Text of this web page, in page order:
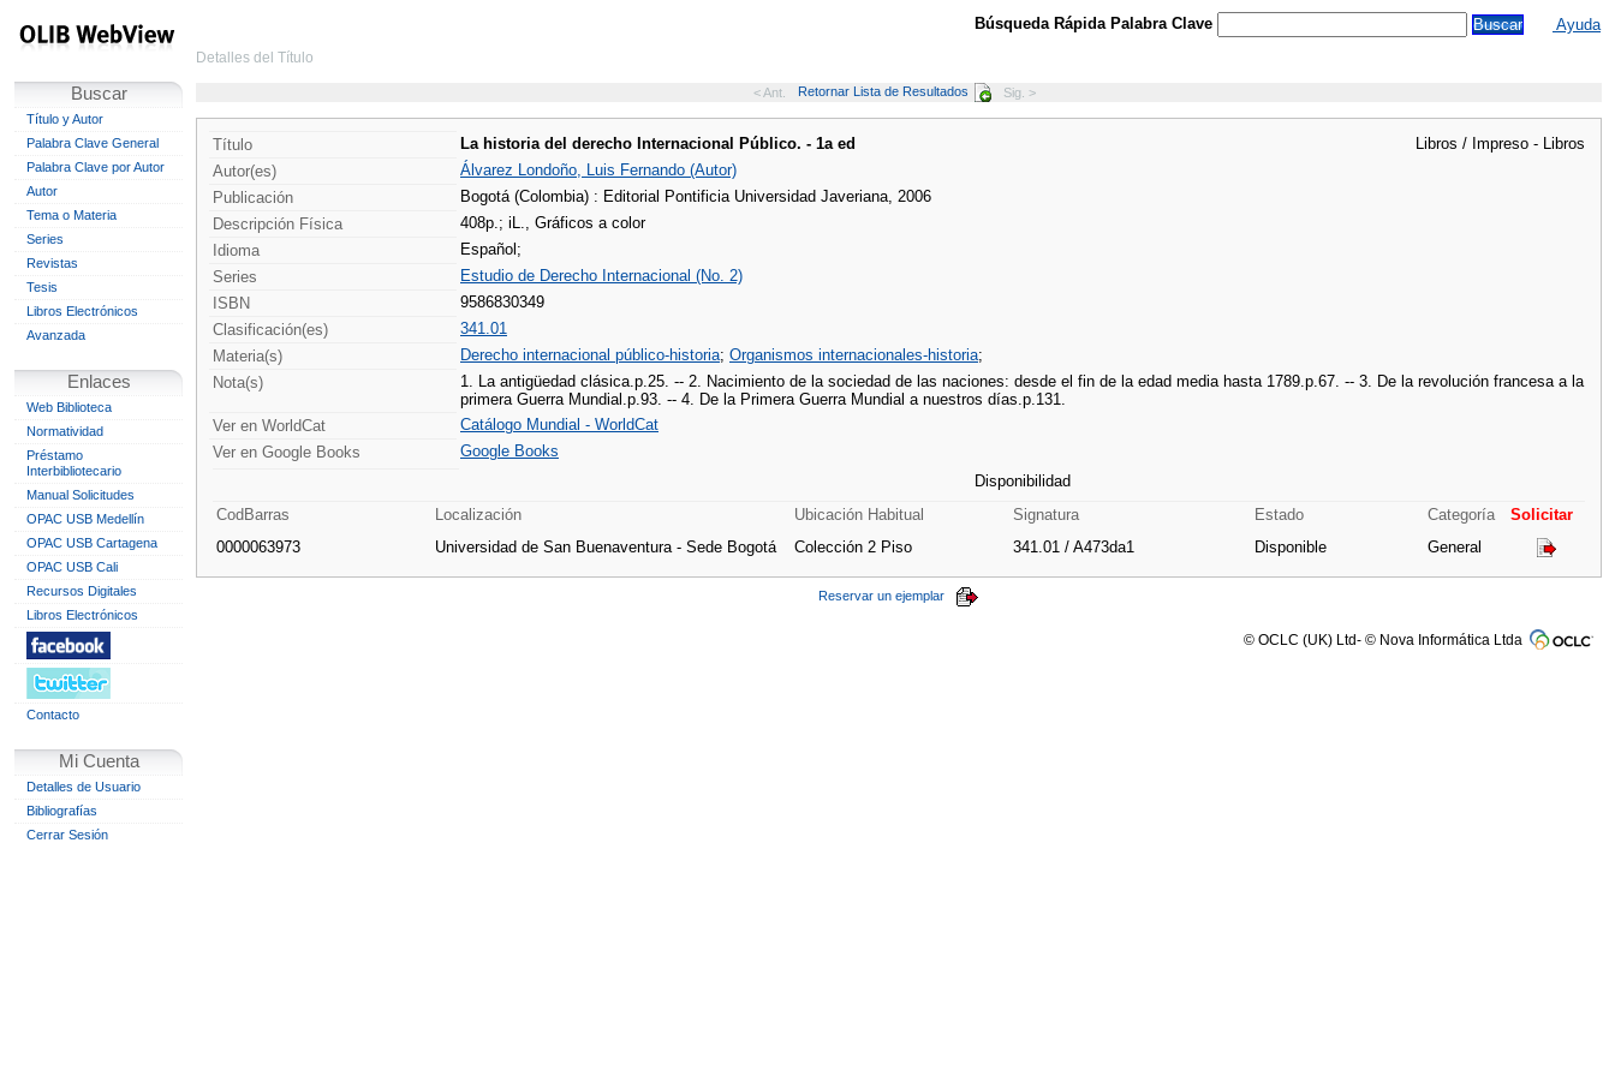
Buscar
Título y Autor
Palabra Clave General
Palabra Clave por Autor
Autor
Tema o Materia
Series
Revistas
Tesis
Libros Electrónicos
Avanzada
Enlaces
Web Biblioteca
Normatividad
Préstamo
Interbibliotecario
Manual Solicitudes
OPAC USB Medellín
OPAC USB Cartagena
OPAC USB Cali
Recursos Digitales
Libros Electrónicos
Contacto
Mi Cuenta
Detalles de Usuario
Bibliografías
Cerrar Sesión
Búsqueda Rápida Palabra Clave Ayuda
Detalles del Título
< Ant. Retornar Lista de Resultados Sig. >
Título La historia del derecho Internacional Público. - 1a ed
Libros / Impreso - Libros
Autor(es)
Álvarez Londoño, Luis Fernando (Autor)
Publicación
Bogotá (Colombia) : Editorial Pontificia Universidad Javeriana, 2006
Descripción Física
408p.; iL., Gráficos a color
Idioma
Español;
Series
Estudio de Derecho Internacional (No. 2)
ISBN
9586830349
Clasificación(es)
341.01
Materia(s)
Derecho internacional público-historia; Organismos internacionales-historia;
Nota(s)
1. La antigüedad clásica.p.25. -- 2. Nacimiento de la sociedad de las naciones: desde el fin de la edad media hasta 1789.p.67. -- 3. De la revolución francesa a la
primera Guerra Mundial.p.93. -- 4. De la Primera Guerra Mundial a nuestros días.p.131.
Ver en WorldCat
Catálogo Mundial - WorldCat
Ver en Google Books
Google Books
Disponibilidad
CodBarras
Localización Ubicación Habitual Signatura Estado Categoría
Solicitar
0000063973
Universidad de San Buenaventura - Sede Bogotá Colección 2 Piso 341.01 / A473da1 Disponible General
Reservar un ejemplar
© OCLC (UK) Ltd- © Nova Informática Ltda